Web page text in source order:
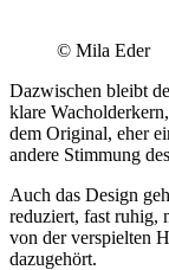
© Mila Eder
Dazwischen bleibt
klare
dem Original, eher
andere Stimmung
Auch das Design
reduziert, fast ruhig,
von der verspielten
dazugehört.